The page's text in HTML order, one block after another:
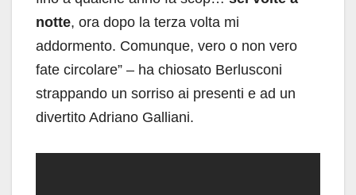
notte, ora dopo la terza volta mi
addormento. Comunque, vero o non vero
fate circolare” – ha chiosato Berlusconi
strappando un sorriso ai presenti e ad un
divertito Adriano Galliani.